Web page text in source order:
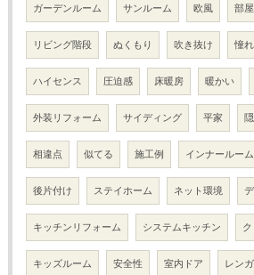
ガーデンルーム サンルーム 欧風 部
リビング階段 ぬくもり 吹き抜け 憧れ
ハイセンス 圧迫感 床暖房 暖かい
外装リフォーム サイディング 平家
相違点 似てる 施工例 インナールーム
後片付け ステイホーム ネット環境
キッチンリフォーム システムキッチン
キッズルーム 安全性 室内ドア レンガ